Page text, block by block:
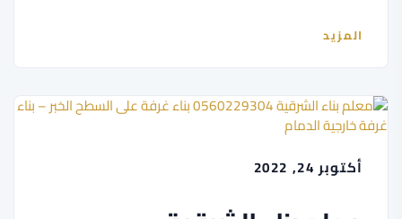
المزيد
أكتوبر 24, 2022